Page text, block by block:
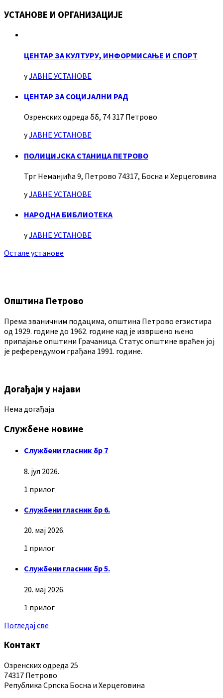
УСТАНОВЕ И ОРГАНИЗАЦИЈЕ
ЦЕНТАР ЗА КУЛТУРУ, ИНФОРМИСАЊЕ И СПОРТ
уЈАВНЕ УСТАНОВЕ
ЦЕНТАР ЗА СОЦИЈАЛНИ РАД
Озренских одреда бб, 74 317 Петрово
уЈАВНЕ УСТАНОВЕ
ПОЛИЦИЈСКА СТАНИЦА ПЕТРОВО
Трг Неманјића 9, Петрово 74317, Босна и Херцеговина
уЈАВНЕ УСТАНОВЕ
НАРОДНА БИБЛИОТЕКА
уЈАВНЕ УСТАНОВЕ
Остале установе
Општина Петрово
Према званичним подацима, општина Петрово егзистира
од 1929. године до 1962. године кад је извршено њено
припајање општини Грачаница. Статус општине враћен јој
је референдумом грађана 1991. године.
Догађаји у најави
Нема догађаја
Службене новине
Службени гласник бр 7
8. јул 2026.
1 прилог
Службени гласник бр 6.
20. мај 2026.
1 прилог
Службени гласник бр 5.
20. мај 2026.
1 прилог
Погледај све
Контакт
Озренских одреда 25
74317 Петрово
Република Српска Босна и Херцеговина